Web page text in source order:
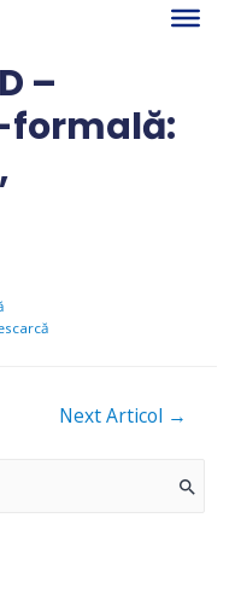
–
formală:
Next Articol →